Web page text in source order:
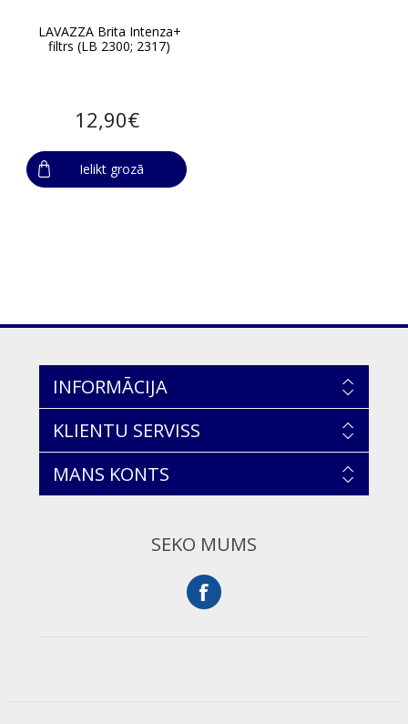
LAVAZZA Brita Intenza+
filtrs (LB 2300; 2317)
12,90€
Ielikt grozā
INFORMĀCIJA
KLIENTU SERVISS
MANS KONTS
SEKO MUMS